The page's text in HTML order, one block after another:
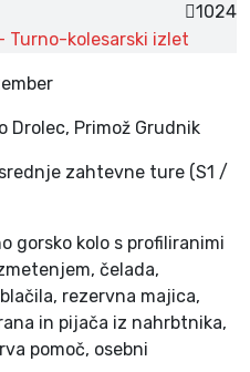
1024
Drolec, Primož Grudnik
zahtevne ture (S1 /
gorsko kolo s profiliranimi
čelada,
rezervna majica,
in pijača iz nahrbtnika,
pomoč, osebni